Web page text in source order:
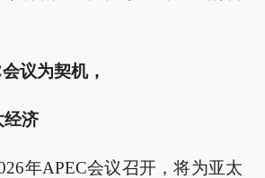
议为契机，
经济
年APEC会议召开，将为亚太